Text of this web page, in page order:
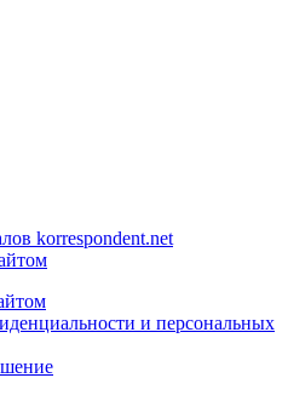
korrespondent.net
и персональных